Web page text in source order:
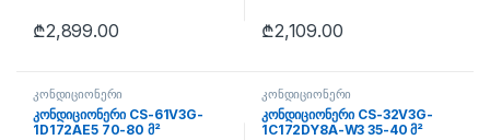
₾2,899.00 ₾2,109.00
კონდიციონერი
კონდიციონერი CS-61V3G-
1D172AE5 70-80 მ²
კონდიციონერი
კონდიციონერი CS-32V3G-
1C172DY8A-W3 35-40 მ²